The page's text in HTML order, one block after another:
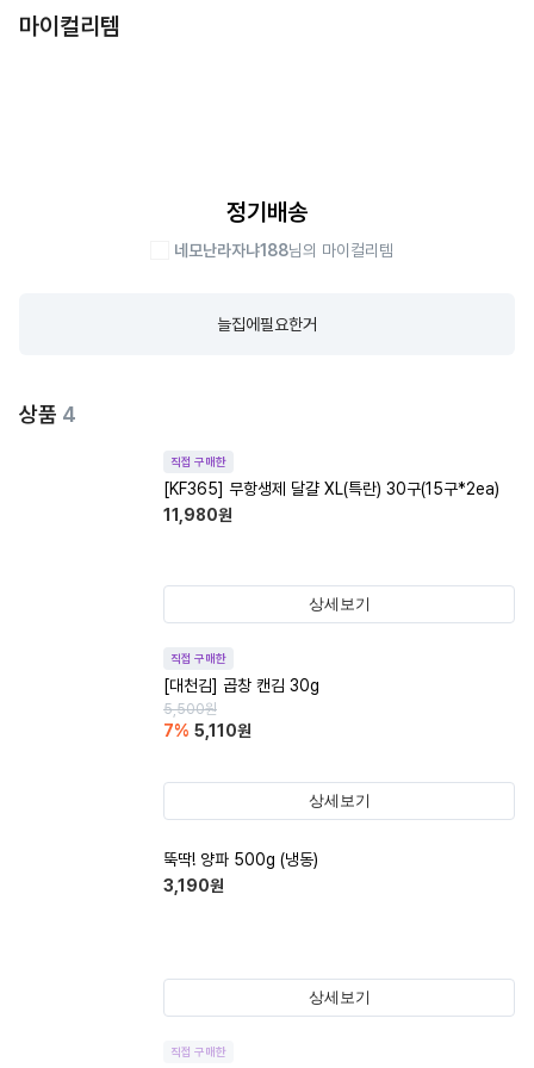
마이컬리템
정기배송
네모난라자냐188님의 마이컬리템
늘집에필요한거
상품 4
직접 구매한
[KF365] 무항생제 달걀 XL(특란) 30구(15구*2ea)
11,980원
상세보기
직접 구매한
[대천김] 곱창 캔김 30g
5,500원
7% 5,110원
상세보기
뚝딱! 양파 500g (냉동)
3,190원
상세보기
직접 구매한